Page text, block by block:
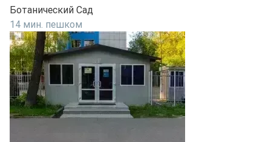
Ботанический Сад
14 мин. пешком